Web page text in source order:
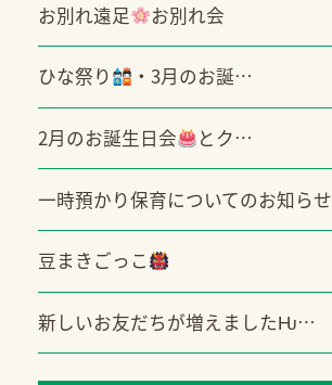
お別れ遠足 お別れ会
ひな祭り ・3月のお誕…
2月のお誕生日会 とク…
一時預かり保育についてのお知らせ
豆まきごっこ
新しいお友だちが増えましたǶ…